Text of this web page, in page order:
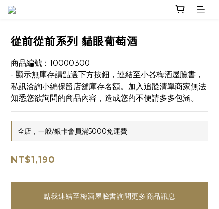
從前從前系列 貓眼葡萄酒
商品編號：10000300
- 顯示無庫存請點選下方按鈕，連結至小器梅酒屋臉書，
私訊洽詢小編保留店舖庫存名額。加入追蹤清單商家無法
知悉您欲詢問的商品內容，造成您的不便請多多包涵。
全店，一般/銀卡會員滿5000免運費
NT$1,190
點我連結至梅酒屋臉書詢問更多商品訊息